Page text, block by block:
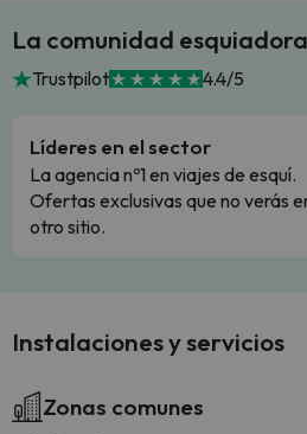
La comunidad
Trustpilot 4.4/5
Líderes en el sector
La agencia nº1 en viajes de esquí.
Ofertas exclusivas que no verás
otro sitio.
Instalaciones y servicios
Zonas comunes